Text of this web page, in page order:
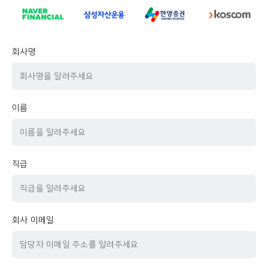
회사명
이름
직급
회사 이메일